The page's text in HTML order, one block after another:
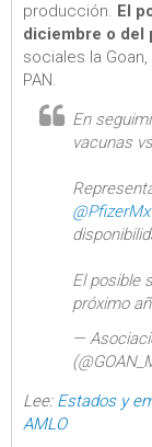
producción. El
diciembre o del
sociales la
PAN.
En
vacunas
@PfizerMx
El posible
próximo
—
Lee: Estados y
AMLO